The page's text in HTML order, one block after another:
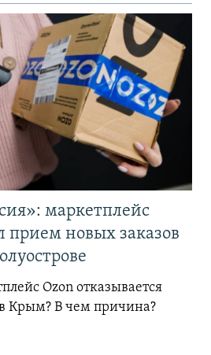
маркетплейс
прием новых заказов
Ozon отказывается
Крым? В чем причина?